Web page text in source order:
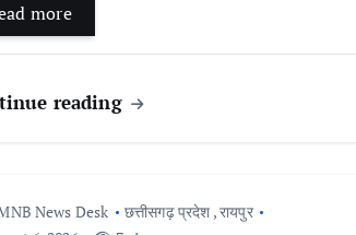
more
reading
News Desk छत्तीसगढ़ प्रदेश ,रायपुर